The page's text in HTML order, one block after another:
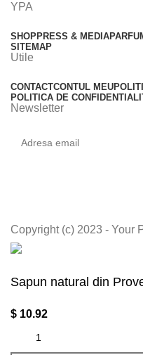
YPA
SHOPPRESS & MEDIA
SITEMAP
Utile
CONTACTCONTUL MEU
POLITICA DE
Newsletter
Copyright (c) 2023 - Your
Sapun natural din
$ 10.92